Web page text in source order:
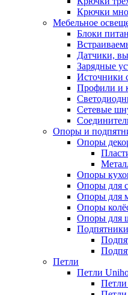
Крючки
Мебельное
Блоки
Датчики,
Зарядные
Источники
Профили и
Сетевые
Опоры и
Опоры
Опоры
Опоры для
Опоры для
Опоры
Опоры для
Подпятники
Петли
Петли